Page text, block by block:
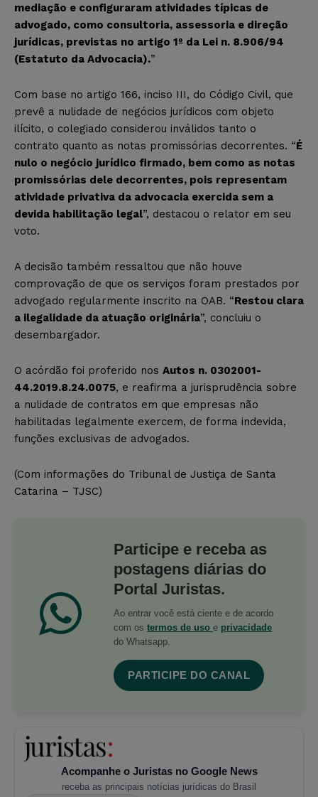
mediação e configuraram atividades típicas de
advogado, como consultoria, assessoria e direção
jurídicas, previstas no artigo 1º da Lei n. 8.906/94
(Estatuto da Advocacia).”
Com base no artigo 166, inciso III, do Código Civil, que
prevê a nulidade de negócios jurídicos com objeto
ilícito, o colegiado considerou inválidos tanto o
contrato quanto as notas promissórias decorrentes. “É
nulo o negócio jurídico firmado, bem como as notas
promissórias dele decorrentes, pois representam
atividade privativa da advocacia exercida sem a
devida habilitação legal”, destacou o relator em seu
voto.
A decisão também ressaltou que não houve
comprovação de que os serviços foram prestados por
advogado regularmente inscrito na OAB. “Restou clara
a ilegalidade da atuação originária”, concluiu o
desembargador.
O acórdão foi proferido nos Autos n. 0302001-
44.2019.8.24.0075, e reafirma a jurisprudência sobre
a nulidade de contratos em que empresas não
habilitadas legalmente exercem, de forma indevida,
funções exclusivas de advogados.
(Com informações do Tribunal de Justiça de Santa
Catarina – TJSC)
Participe e receba as
postagens diárias do
Portal Juristas.
Ao entrar você está ciente e de acordo
com os termos de uso e privacidade
do Whatsapp.
PARTICIPE DO CANAL
Acompanhe o Juristas no Google News
receba as principais notícias jurídicas do Brasil